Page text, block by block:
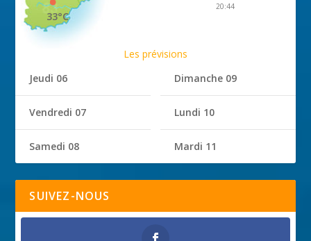
33°C
20:44
Les prévisions
Jeudi 06
Vendredi 07
Samedi 08
Dimanche 09
Lundi 10
Mardi 11
SUIVEZ-NOUS